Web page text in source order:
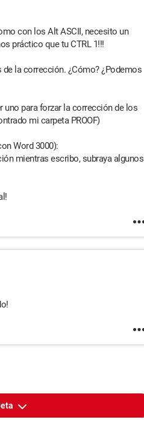
con los Alt ASCII, necesito un
práctico que tu CTRL 1!!!
la corrección. ¿Cómo? ¿Podemos
uno para forzar la corrección de los
mi carpeta PROOF)
Word 3000):
mientras escribo, subraya algunos